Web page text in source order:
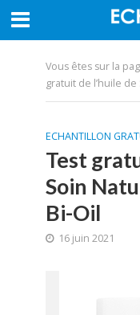
Vous êtes sur la
gratuit de l’huile
ECHANTILLON
Test
Soin
Bi-Oil
16 juin 2021